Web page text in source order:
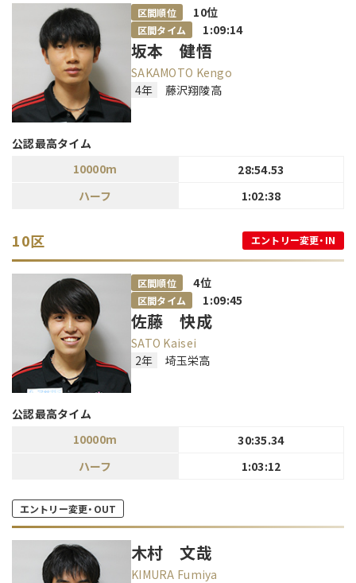
区間順位 10位
区間タイム 1:09:14
坂本 健悟
SAKAMOTO Kengo
4年
藤沢翔陵高
公認最高タイム
10000m
28:54.53
ハーフ
1:02:38
10区 エントリー変更・IN
区間順位 4位
区間タイム 1:09:45
佐藤 快成
SATO Kaisei
2年
埼玉栄高
公認最高タイム
10000m
30:35.34
ハーフ
1:03:12
エントリー変更・OUT
木村 文哉
KIMURA Fumiya